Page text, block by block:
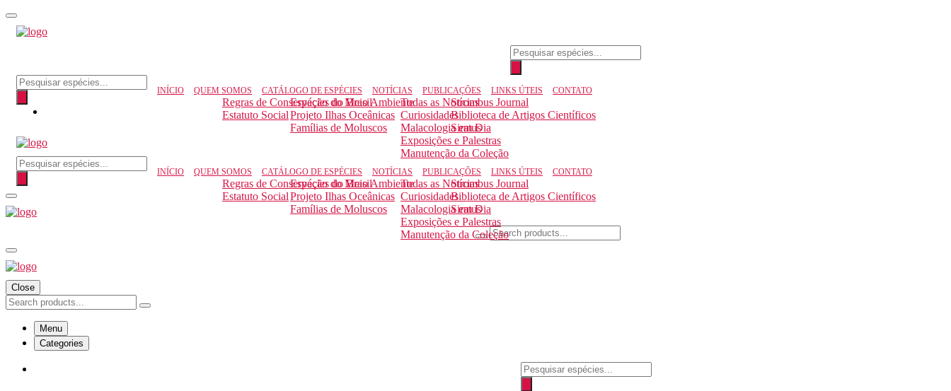
Pesquisar
produtos
Pesquisar produtos
INÍCIO QUEM SOMOS
Regras de Conservação do Meio Ambiente
Estatuto Social
CATÁLOGO DE ESPÉCIES
Espécies do Brasil
Projeto Ilhas Oceânicas
Famílias de Moluscos
NOTÍCIAS
Todas as Notícias
Curiosidades
Malacologia em Dia
Exposições e Palestras
Manutenção da Coleção
PUBLICAÇÕES
Strombus Journal
Biblioteca de Artigos Científicos
Siratus
LINKS ÚTEIS CONTATO
Pesquisar produtos
INÍCIO QUEM SOMOS
Regras de Conservação do Meio Ambiente
Estatuto Social
CATÁLOGO DE ESPÉCIES
Espécies do Brasil
Projeto Ilhas Oceânicas
Famílias de Moluscos
NOTÍCIAS
Todas as Notícias
Curiosidades
Malacologia em Dia
Exposições e Palestras
Manutenção da Coleção
PUBLICAÇÕES
Strombus Journal
Biblioteca de Artigos Científicos
Siratus
LINKS ÚTEIS CONTATO
Close
Menu
Categories
Pesquisar
produtos